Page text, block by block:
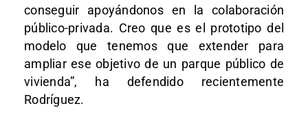
conseguir apoyándonos en la colaboración
público-privada. Creo que es el prototipo del
modelo que tenemos que extender para
ampliar ese objetivo de un parque público de
vivienda”, ha defendido recientemente
Rodríguez.